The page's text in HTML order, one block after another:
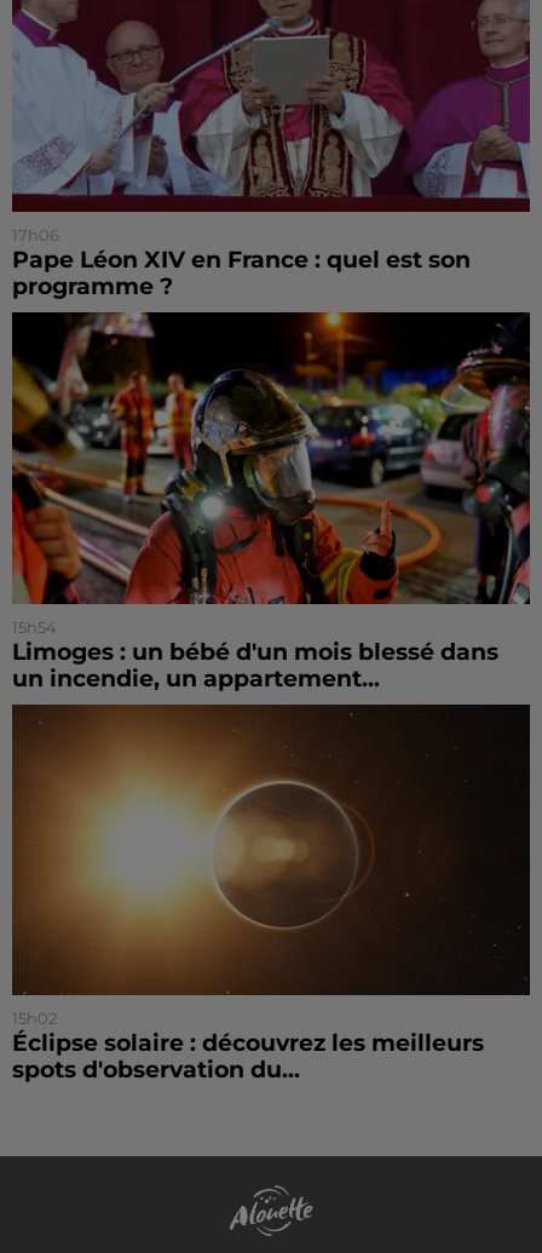
17h06
Pape Léon XIV en France : quel est son
programme ?
15h54
Limoges : un bébé d'un mois blessé dans
un incendie, un appartement...
15h02
Éclipse solaire : découvrez les meilleurs
spots d'observation du...